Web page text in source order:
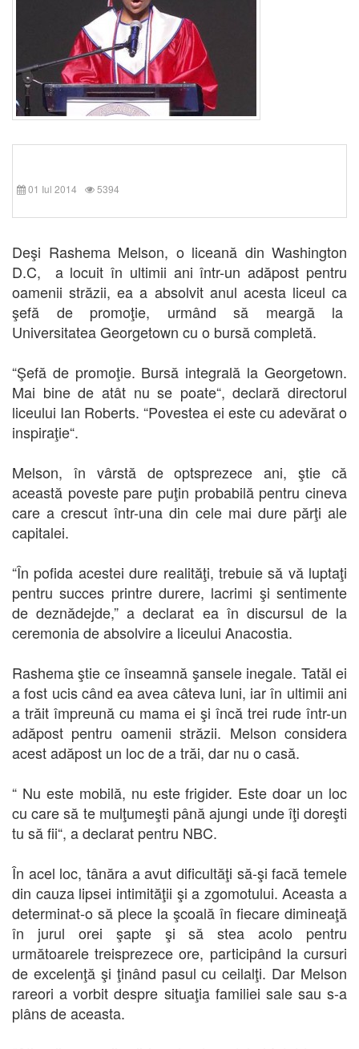
01 Iul 2014 5394
Deşi Rashema Melson, o liceană din Washington
D.C, a locuit în ultimii ani într-un adăpost pentru
oamenii străzii, ea a absolvit anul acesta liceul ca
şefă de promoţie, urmând să meargă la
Universitatea Georgetown cu o bursă completă.
“Şefă de promoţie. Bursă integrală la Georgetown.
Mai bine de atât nu se poate“, declară directorul
liceului Ian Roberts. “Povestea ei este cu adevărat o
inspiraţie“.
Melson, în vârstă de optsprezece ani, ştie că
această poveste pare puţin probabilă pentru cineva
care a crescut într-una din cele mai dure părţi ale
capitalei.
“În pofida acestei dure realităţi, trebuie să vă luptaţi
pentru succes printre durere, lacrimi şi sentimente
de deznădejde,” a declarat ea în discursul de la
ceremonia de absolvire a liceului Anacostia.
Rashemaştie ce înseamnă şansele inegale. Tatăl ei
a fost ucis când ea avea câteva luni, iar în ultimii ani
a trăit împreună cu mama ei şi încă trei rude într-un
adăpost pentru oamenii străzii. Melson considera
acest adăpost un loc de a trăi, dar nu o casă.
“ Nu este mobilă, nu este frigider. Este doar un loc
cu care să te mulţumeşti până ajungi unde îţi doreşti
tu să fii“, a declarat pentru NBC.
În acel loc, tânăra a avut dificultăţi să-şi facă temele
din cauza lipsei intimităţii şi a zgomotului. Aceasta a
determinat-o să plece la şcoală în fiecare dimineaţă
în jurul orei şapte şi să stea acolo pentru
următoarele treisprezece ore, participând la cursuri
de excelenţă şi ţinând pasul cu ceilalţi. Dar Melson
rareori a vorbit despre situaţia familiei sale sau s-a
plâns de aceasta.